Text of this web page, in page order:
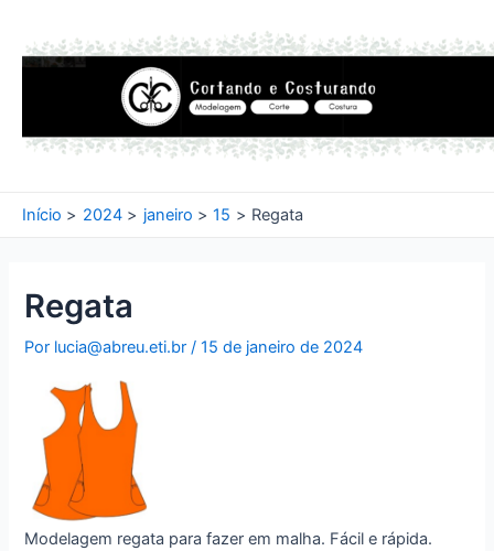
Início 2024 janeiro 15 Regata
Regata
Por lucia@abreu.eti.br/15 de janeiro de 2024
Modelagem regata para fazer em malha. Fácil e rápida.